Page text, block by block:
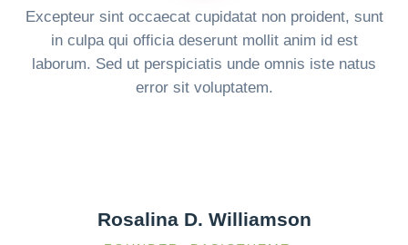
Excepteur sint occaecat cupidatat non proident, sunt
in culpa qui officia deserunt mollit anim id est
laborum. Sed ut perspiciatis unde omnis iste natus
error sit voluptatem.
Rosalina D. Williamson